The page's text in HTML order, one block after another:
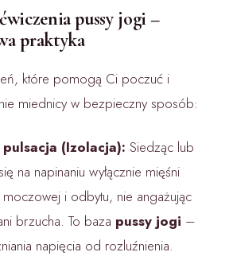
pussy jogi –
praktyka
które pomogą Ci poczuć i
miednicy w bezpieczny sposób:
(Izolacja): Siedząc lub
na napinaniu wyłącznie mięśni
moczowej i odbytu, nie angażując
brzucha. To baza pussy jogi –
napięcia od rozluźnienia.